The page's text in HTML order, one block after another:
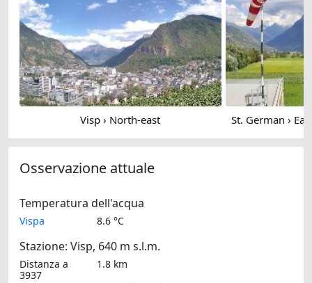
Visp › North-east
Osservazione attuale
Temperatura dell'acqua
Vispa 8.6 °C
Stazione: Visp, 640 m s.l.m.
Distanza a
3937
1.8 km